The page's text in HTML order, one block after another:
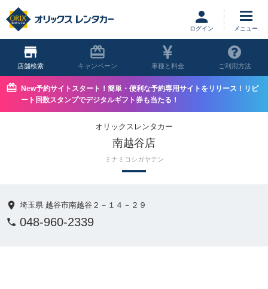
ログイン
店舗 キャンペーン 車種と料金 ご利用方法
New予約サイトスタート！簡単・便利な予約専用サイトをリリース！リピ
ート回数スタンプでデジタルギフト券も当たる！
オリックスレンタカー
南越谷店
ミナミコシガヤテン
埼玉県 越谷市南越谷２－１４－２９
048-960-2339